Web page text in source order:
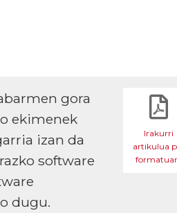
gora
ekimenek
izan da
software
dugu.
Irakurri
artikulua